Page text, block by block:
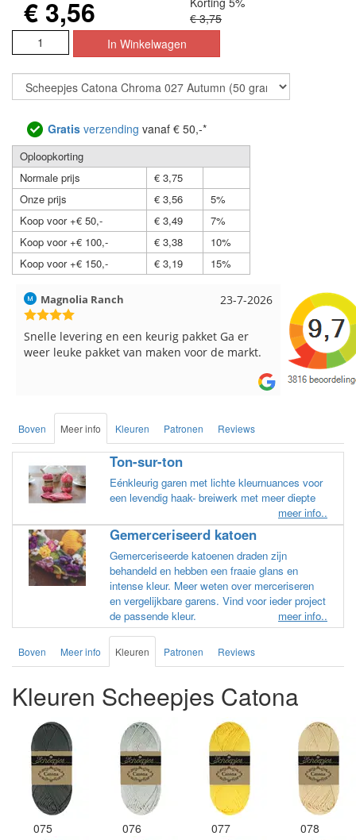
€ 3,56
€ 3,75
Gratis verzending vanaf € 50,-*
Oploopkorting
Normale prijs
€ 3,75
Onze prijs
€ 3,56
5%
Koop voor +€ 50,-
€ 3,49
7%
Koop voor +€ 100,-
€ 3,38
10%
Koop voor +€ 150,-
€ 3,19 15%
17-7-2026
Hilde uit Loyers
Reeds meerdere keren breigaren en
breinaalden besteld, altijd heel tevreden over
Loes uit
Snelle
Boven Meer info Kleuren Patronen Reviews
Ton-sur-ton
Eénkleurig garen met lichte kleurnuances voor
een levendig haak- breiwerk met meer diepte
meer info..
Gemerceriseerd katoen
Gemerceriseerde katoenen draden zijn
behandeld en hebben een fraaie glans en
intense kleur. Meer weten over merceriseren
en vergelijkbare garens. Vind voor ieder project
de passende kleur.
meer info..
Boven Meer info Kleuren Patronen Reviews
Kleuren Scheepjes Catona
075 076 077 078